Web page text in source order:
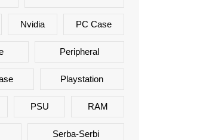
Nvidia PC Case
Peripheral
Playstation
PSU RAM
Serba-Serbi